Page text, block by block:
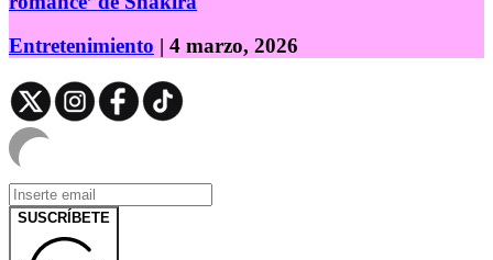
Entretenimiento | 4 marzo, 2026
SUSCRÍBETE